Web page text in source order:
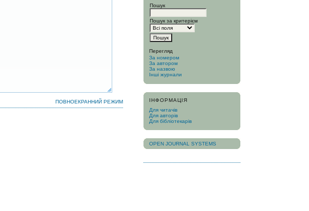
Пошук
Пошук за критерієм
Перегляд
За номером
За автором
За назвою
Інші журнали
ІНФОРМАЦІЯ
Для читачів
Для авторів
Для бібліотекарів
OPEN JOURNAL SYSTEMS
ПОВНОЕКРАННИЙ РЕЖИМ